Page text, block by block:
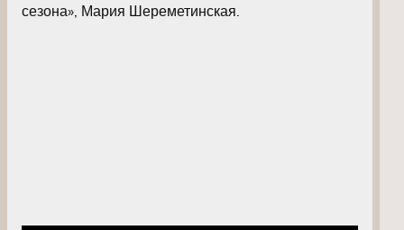
сезона», Мария Шереметинская.